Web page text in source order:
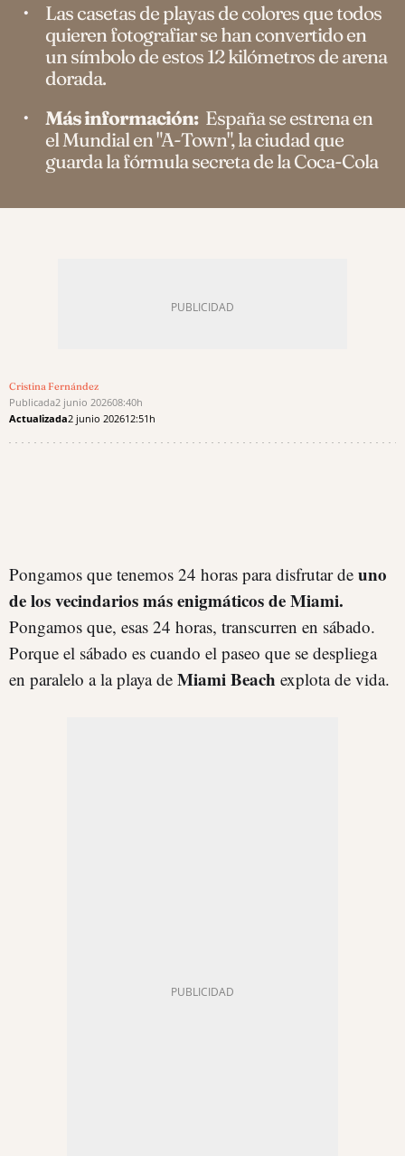
Las casetas de playas de colores que todos
quieren fotografiar se han convertido en
un símbolo de estos 12 kilómetros de arena
dorada.
Más información: España se estrena en
el Mundial en "A-Town", la ciudad que
guarda la fórmula secreta de la Coca-Cola
Cristina Fernández
Publicada2 junio 202608:40h
Actualizada2 junio 202612:51h
Pongamos que tenemos 24 horas para disfrutar de uno
de los vecindarios más enigmáticos de Miami.
Pongamos que, esas 24 horas, transcurren en sábado.
Porque el sábado es cuando el paseo que se despliega
en paralelo a la playa de Miami Beach explota de vida.